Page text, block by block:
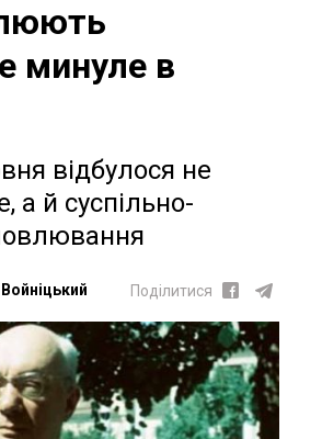
минуле в
відбулося не
а й суспільно-
Поділитися